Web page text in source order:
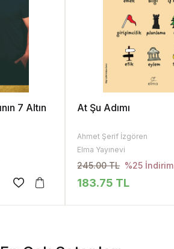
7 Altın
At Şu Adımı
Ahmet Şerif İzgören
Elma Yayınevi
245.00 TL %25 İndirim
183.75 TL